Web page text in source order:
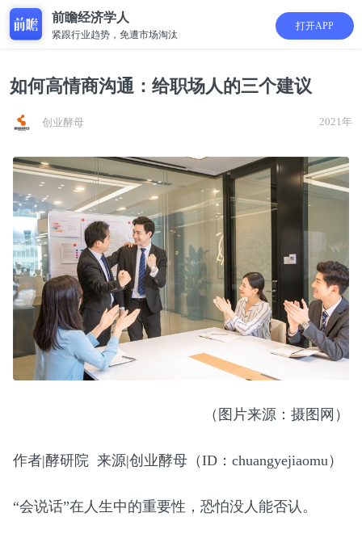
前瞻经济学人
紧跟行业趋势，免遭市场淘汰
打开APP
如何高情商沟通：给职场人的三个建议
创业酵母 2021年
（图片来源：摄图网）
作者|酵研院 来源|创业酵母（ID：chuangyejiaomu）
“会说话”在人生中的重要性，恐怕没人能否认。